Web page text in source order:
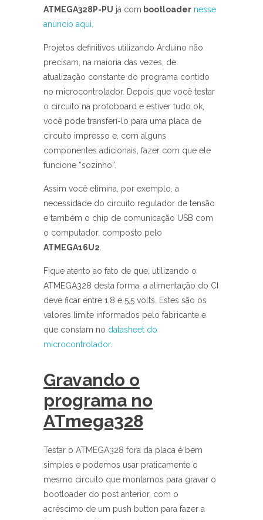
ATMEGA328P-PU já com bootloader nesse
anúncio aqui
Projetos definitivos utilizando Arduino não
precisam, na maioria das vezes, de
atualização constante do programa contido
no microcontrolador. Depois que você testar
o circuito na protoboard e estiver tudo ok,
você pode transferí-lo para uma placa de
circuito impresso e, com alguns
componentes adicionais, fazer com que ele
funcione “sozinho”.
Assim você elimina, por exemplo, a
necessidade do circuito regulador de tensão
e também o chip de comunicação USB com
o computador, composto pelo
ATMEGA16U2
Fique atento ao fato de que, utilizando o
ATMEGA328 desta forma, a alimentação do CI
deve ficar entre 1,8 e 5,5 volts. Estes são os
valores limite informados pelo fabricante e
que constam no datasheet do
microcontrolador.
Gravando o
programa no
ATmega328
Testar o ATMEGA328 fora da placa é bem
simples e podemos usar praticamente o
mesmo circuito que montamos para gravar o
bootloader do post anterior, com o
acréscimo de um push button para fazer a